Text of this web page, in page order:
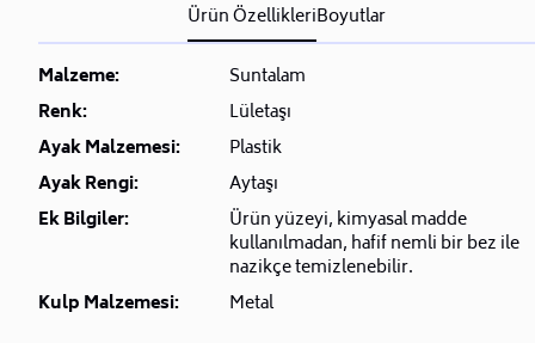
Ürün ÖzellikleriBoyutlar
Malzeme:
Suntalam
Renk:
Lületaşı
Ayak Malzemesi:
Plastik
Ayak Rengi:
Aytaşı
Ek Bilgiler:
Ürün yüzeyi, kimyasal madde
kullanılmadan, hafif nemli bir bez ile
nazikçe temizlenebilir.
Kulp Malzemesi:
Metal